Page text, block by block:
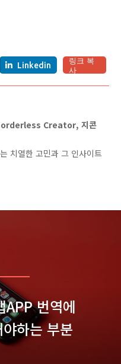
 Linkedin
링크 복
사
Borderless Creator, 지콘
치열한 고민과 그 인사이트
번역에
하는 부분